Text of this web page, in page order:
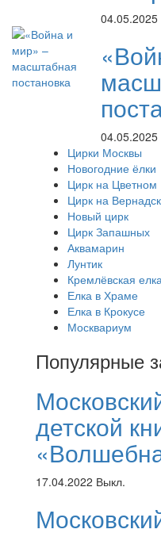
04.05.2025
04.05.2025
Цирки Москвы
Новогодние ёлки
Цирк на Цветном
Цирк на
Новый цирк
Цирк Запашных
Аквамарин
Лунтик
Кремлёвская елка
Елка в Храме
Елка в Крокусе
Москвариум
Популярные
детской
17.04.2022 Выкл.